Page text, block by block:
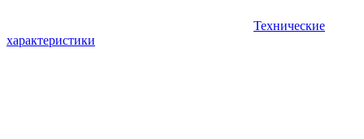
Технические
характеристики